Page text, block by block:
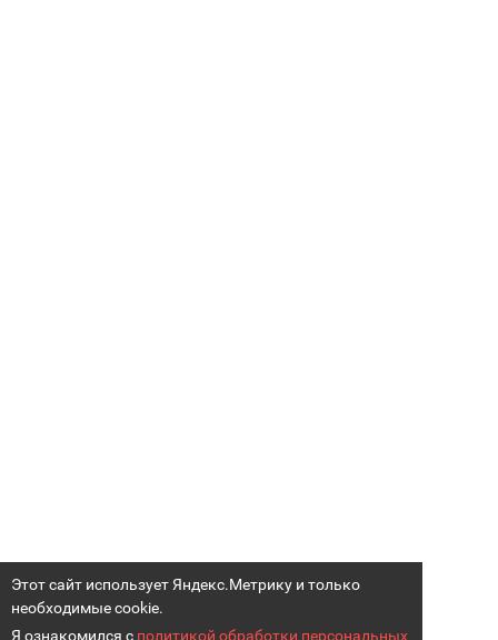
Этот сайт использует Яндекс.Метрику и только
необходимые cookie.
Я ознакомился с политикой обработки персональных